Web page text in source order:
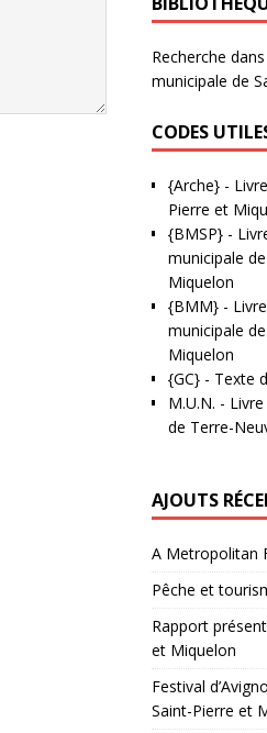
Recherche
municipale de
CODES
{Arche}-
Pierre et
{BMSP}-
municipale
Miquelon
{BMM}-
municipale
Miquelon
{GC}- Texte
M.U.N. -
de Terre-
AJOUTS
A Metropolitan
Pêche et
Rapport
et Miquelon
Festival
Saint-Pierre et